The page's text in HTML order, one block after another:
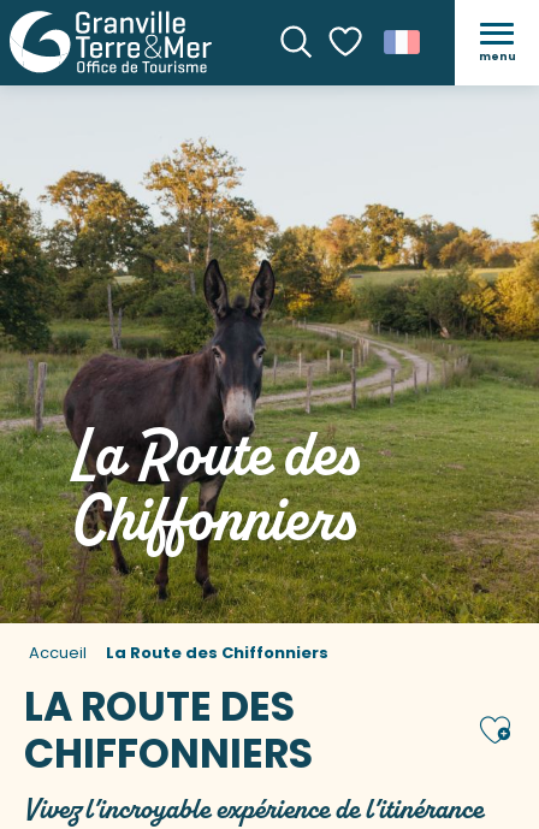
Recherche
Voir les favoris
menu
La Route des
Chiffonniers
Accueil La Route des Chiffonniers
LA ROUTE DES
CHIFFONNIERS
Vivez l’incroyable expérience de l’itinérance